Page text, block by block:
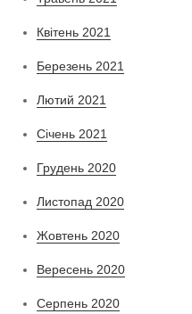
Квітень 2021
Березень 2021
Лютий 2021
Січень 2021
Грудень 2020
Листопад 2020
Жовтень 2020
Вересень 2020
Серпень 2020